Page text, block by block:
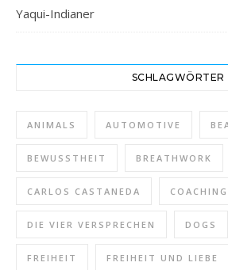
Yaqui-Indianer
SCHLAGWÖRTER
ANIMALS AUTOMOTIVE
BEWUSSTHEIT BREATHWORK
CARLOS CASTANEDA COACHING
DIE VIER VERSPRECHEN DOGS
FREIHEIT FREIHEIT UND LIEBE